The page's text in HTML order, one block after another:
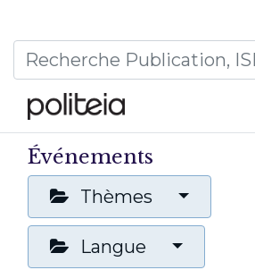
Événements
Thèmes
Langue